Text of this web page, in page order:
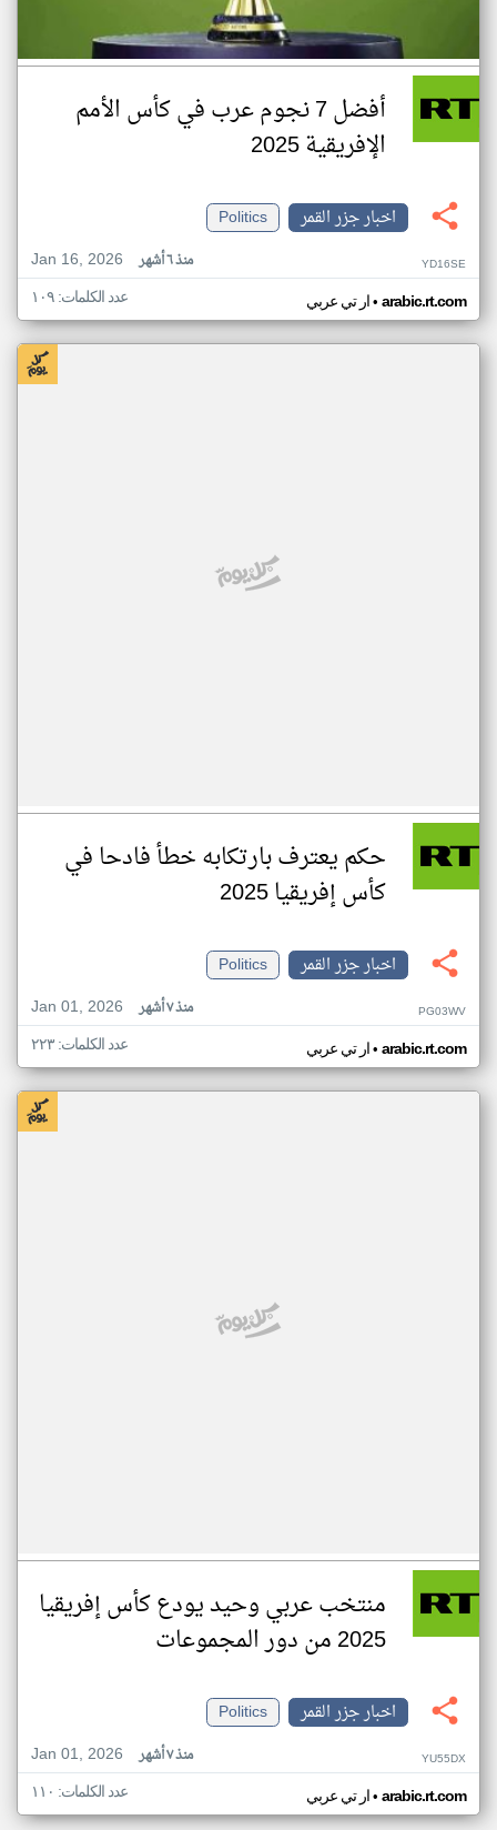
أفضل 7 نجوم عرب في كأس الأمم
الإفريقية 2025
اخبار جزر القمر
Politics
Jan 16, 2026
منذ ٦ أشهر YD16SE
ار تي عربي• arabic.rt.com عدد الكلمات: ١٠٩
حكم يعترف بارتكابه خطأ فادحا في
كأس إفريقيا 2025
اخبار جزر القمر
Politics
Jan 01, 2026
منذ ٧ أشهر PG03WV
ار تي عربي• arabic.rt.com عدد الكلمات: ٢٢٣
منتخب عربي وحيد يودع كأس إفريقيا
2025 من دور المجموعات
اخبار جزر القمر
Politics
Jan 01, 2026
منذ ٧ أشهر YU55DX
ار تي عربي• arabic.rt.com عدد الكلمات: ١١٠